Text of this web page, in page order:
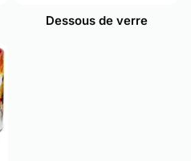
Dessous de verre